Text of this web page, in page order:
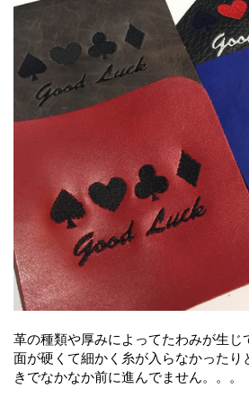
革の種類や厚みによってたわみが生じ
面が硬くて細かく糸が入らなかったり
きでなかなか前に進んでません。。。